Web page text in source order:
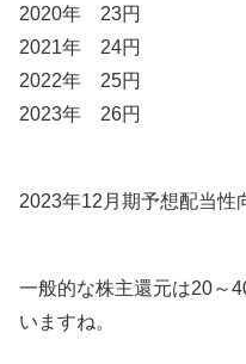
2020年 23円
2021年 24円
2022年 25円
2023年 26円
2023年12月期予想配当性
一般的な株主還元は20～
いますね。